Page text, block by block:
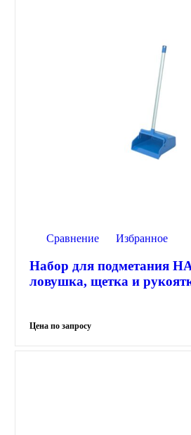
Сравнение Избранное
Набор для подметания
ловушка, щетка и